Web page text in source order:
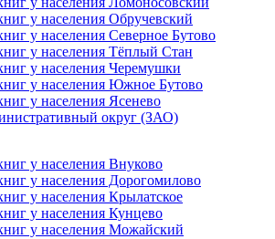
у населения Обручевский
у населения Северное Бутово
у населения Тёплый Стан
у населения Черемушки
у населения Южное Бутово
у населения Ясенево
округ (ЗАО)
у населения Внуково
у населения Дорогомилово
у населения Крылатское
у населения Кунцево
у населения Можайский